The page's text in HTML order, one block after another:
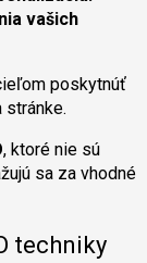
vašich
poskytnúť
stránke.
, ktoré nie sú
sa za vhodné
techniky